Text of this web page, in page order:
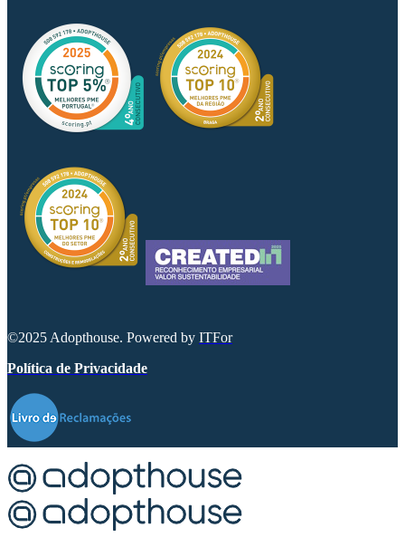
©2025 Adopthouse. Powered by ITFor
Política de Privacidade